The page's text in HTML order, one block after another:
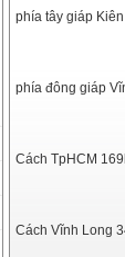
phía tây giáp
phía đông giáp
Cách TpHCM
Cách Vĩnh Long